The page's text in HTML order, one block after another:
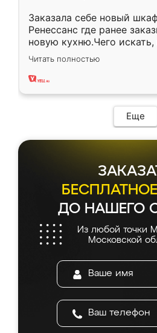
Заказала себе новый
Ренессанс где ранее
новую кухню.Чего
вполне довольна. Служит
два года, нареканий нет.
Читать полностью
Еще
ДО НАШЕГО
Из любой точки
Московской